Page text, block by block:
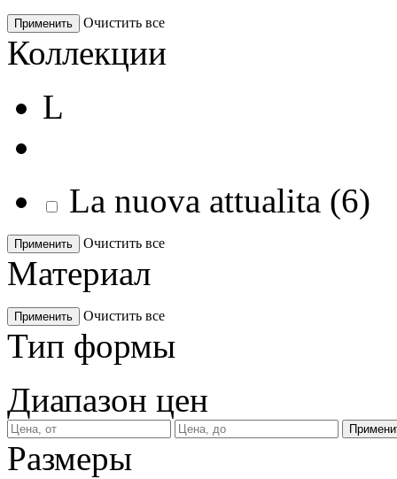
Применить Очистить все
Коллекции
L
La nuova attualita (6)
Применить Очистить все
Материал
Применить Очистить все
Тип формы
Диапазон цен
Размеры